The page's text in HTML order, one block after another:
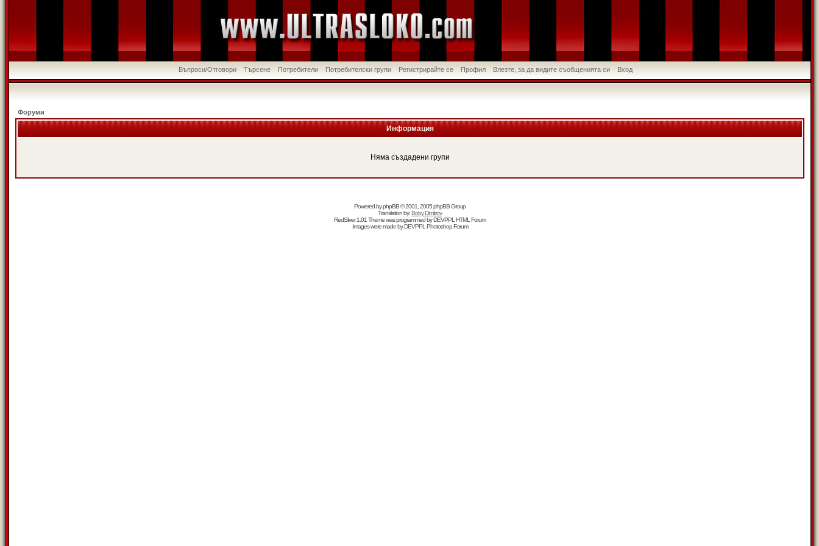
Въпроси/Отговори Търсене Потребители Потребителски групи Регистрирайте се Профил Влезте, за да видите съобщенията си Вход
Форуми
Информация
Няма създадени групи
Powered byphpBB© 2001, 2005 phpBB Group
Translation by:Boby Dimitrov
RedSilver 1.01 Theme was programmed byDEVPPL HTML Forum
Images were made byDEVPPL Photoshop Forum